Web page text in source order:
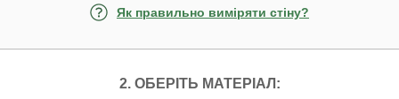
Як правильно виміряти стіну?
2. ОБЕРІТЬ МАТЕРІАЛ: